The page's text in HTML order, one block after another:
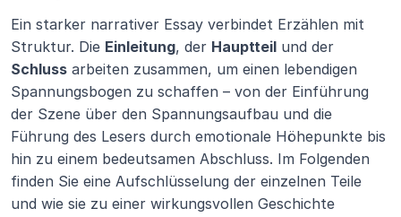
Ein starker narrativer Essay verbindet Erzählen mit
Struktur. Die Einleitung, der Hauptteil
Schluss arbeiten zusammen, um einen lebendigen
Spannungsbogen zu schaffen – von der Einführung
der Szene über den Spannungsaufbau und die
Führung des Lesers durch emotionale Höhepunkte bis
hin zu einem bedeutsamen Abschluss. Im Folgenden
finden Sie eine Aufschlüsselung der einzelnen Teile
und wie sie zu einer wirkungsvollen Geschichte